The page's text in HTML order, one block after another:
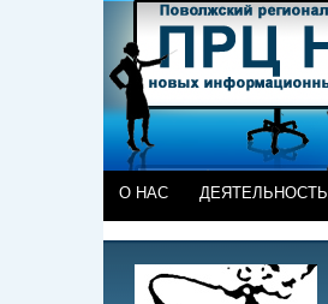
О НАС ДЕЯТЕЛЬНОСТЬ